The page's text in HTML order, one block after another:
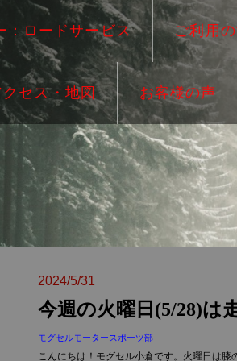
：ロードサービス ご利用
クセス・地図 お客様の声
2024/5/31
今週の火曜日(5/28)は
モグセルモータースポーツ部
こんにちは！モグセル小倉です。火曜日は